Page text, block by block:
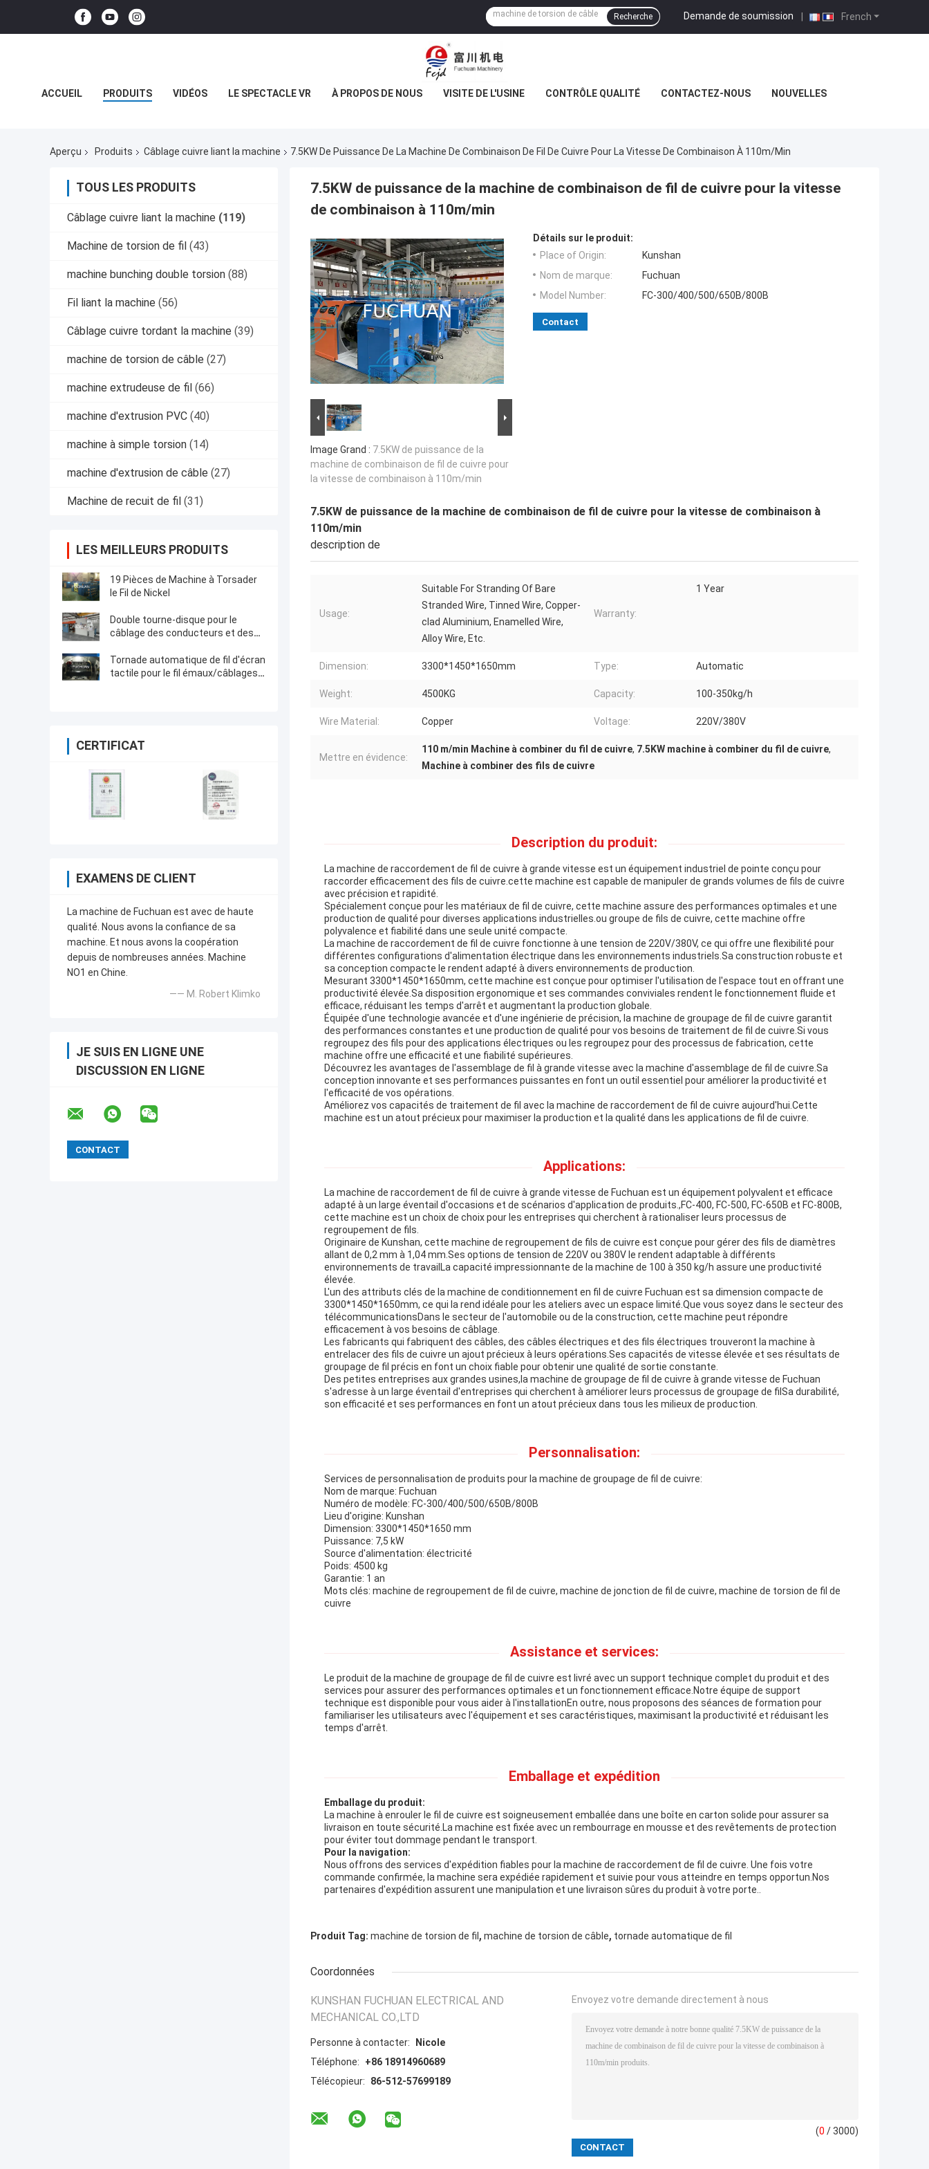
French
Demande de soumission |
Recherche
ACCUEIL PRODUITS VIDÉOS LE SPECTACLE VR À PROPOS DE NOUS VISITE DE L'USINE CONTRÔLE QUALITÉ CONTACTEZ-NOUS NOUVELLES
Aperçu Produits Câblage cuivre liant la machine 7.5KW De Puissance De La Machine De Combinaison De Fil De Cuivre Pour La Vitesse De Combinaison À 110m/min
TOUS LES PRODUITS
Câblage cuivre liant la machine (119)
Machine de torsion de fil (43)
machine bunching double torsion (88)
Fil liant la machine (56)
Câblage cuivre tordant la machine (39)
machine de torsion de câble (27)
machine extrudeuse de fil (66)
machine d'extrusion PVC (40)
machine à simple torsion (14)
machine d'extrusion de câble (27)
Machine de recuit de fil (31)
LES MEILLEURS PRODUITS
19 Pièces de Machine à Torsader
le Fil de Nickel
Double tourne-disque pour le
câblage des conducteurs et des
Tornade automatique de fil d'écran
tactile pour le fil émaux/câblages
CERTIFICAT
EXAMENS DE CLIENT
La machine de Fuchuan est avec de haute
qualité. Nous avons la confiance de sa
machine. Et nous avons la coopération
depuis de nombreuses années. Machine
NO1 en Chine.
—— M. Robert Klimko
JE SUIS EN LIGNE UNE
DISCUSSION EN LIGNE
7.5KW de puissance de la machine de combinaison de fil de cuivre pour la vitesse
de combinaison à 110m/min
Image Grand : 7.5KW de puissance de la
machine de combinaison de fil de cuivre pour
la vitesse de combinaison à 110m/min
Détails sur le produit:
Place of Origin:
Kunshan
Nom de marque:
Fuchuan
Model Number:
FC-300/400/500/650B/800B
Contact
7.5KW de puissance de la machine de combinaison de fil de cuivre pour la vitesse de combinaison à
110m/min
description de
Usage:
Suitable For Stranding Of Bare
Stranded Wire, Tinned Wire, Copper-
clad Aluminium, Enamelled Wire,
Alloy Wire, Etc.
Warranty:
1 Year
Dimension: 3300*1450*1650mm Type: Automatic
Weight: 4500KG Capacity: 100-350kg/h
Wire Material: Copper Voltage: 220V/380V
Mettre en évidence:
110 m/min Machine à combiner du fil de cuivre, 7.5KW machine à combiner du fil de cuivre,
Machine à combiner des fils de cuivre
Description du produit:
La machine de raccordement de fil de cuivre à grande vitesse est un équipement industriel de pointe conçu pour
raccorder efficacement des fils de cuivre.cette machine est capable de manipuler de grands volumes de fils de cuivre
avec précision et rapidité.
Spécialement conçue pour les matériaux de fil de cuivre, cette machine assure des performances optimales et une
production de qualité pour diverses applications industrielles.ou groupe de fils de cuivre, cette machine offre
polyvalence et fiabilité dans une seule unité compacte.
La machine de raccordement de fil de cuivre fonctionne à une tension de 220V/380V, ce qui offre une flexibilité pour
différentes configurations d'alimentation électrique dans les environnements industriels.Sa construction robuste et
sa conception compacte le rendent adapté à divers environnements de production.
Mesurant 3300*1450*1650mm, cette machine est conçue pour optimiser l'utilisation de l'espace tout en offrant une
productivité élevée.Sa disposition ergonomique et ses commandes conviviales rendent le fonctionnement fluide et
efficace, réduisant les temps d'arrêt et augmentant la production globale.
Équipée d'une technologie avancée et d'une ingénierie de précision, la machine de groupage de fil de cuivre garantit
des performances constantes et une production de qualité pour vos besoins de traitement de fil de cuivre.Si vous
regroupez des fils pour des applications électriques ou les regroupez pour des processus de fabrication, cette
machine offre une efficacité et une fiabilité supérieures.
Découvrez les avantages de l'assemblage de fil à grande vitesse avec la machine d'assemblage de fil de cuivre.Sa
conception innovante et ses performances puissantes en font un outil essentiel pour améliorer la productivité et
l'efficacité de vos opérations.
Améliorez vos capacités de traitement de fil avec la machine de raccordement de fil de cuivre aujourd'hui.Cette
machine est un atout précieux pour maximiser la production et la qualité dans les applications de fil de cuivre.
Applications:
La machine de raccordement de fil de cuivre à grande vitesse de Fuchuan est un équipement polyvalent et efficace
adapté à un large éventail d'occasions et de scénarios d'application de produits.,FC-400, FC-500, FC-650B et FC-800B,
cette machine est un choix de choix pour les entreprises qui cherchent à rationaliser leurs processus de
regroupement de fils.
Originaire de Kunshan, cette machine de regroupement de fils de cuivre est conçue pour gérer des fils de diamètres
allant de 0,2 mm à 1,04 mm.Ses options de tension de 220V ou 380V le rendent adaptable à différents
environnements de travailLa capacité impressionnante de la machine de 100 à 350 kg/h assure une productivité
élevée.
L'un des attributs clés de la machine de conditionnement en fil de cuivre Fuchuan est sa dimension compacte de
3300*1450*1650mm, ce qui la rend idéale pour les ateliers avec un espace limité.Que vous soyez dans le secteur des
télécommunicationsDans le secteur de l'automobile ou de la construction, cette machine peut répondre
efficacement à vos besoins de câblage.
Les fabricants qui fabriquent des câbles, des câbles électriques et des fils électriques trouveront la machine à
entrelacer des fils de cuivre un ajout précieux à leurs opérations.Ses capacités de vitesse élevée et ses résultats de
groupage de fil précis en font un choix fiable pour obtenir une qualité de sortie constante.
Des petites entreprises aux grandes usines,la machine de groupage de fil de cuivre à grande vitesse de Fuchuan
s'adresse à un large éventail d'entreprises qui cherchent à améliorer leurs processus de groupage de filSa durabilité,
son efficacité et ses performances en font un atout précieux dans tous les milieux de production.
Personnalisation:
Services de personnalisation de produits pour la machine de groupage de fil de cuivre:
Nom de marque: Fuchuan
Numéro de modèle: FC-300/400/500/650B/800B
Lieu d'origine: Kunshan
Dimension: 3300*1450*1650 mm
Puissance: 7,5 kW
Source d'alimentation: électricité
Poids: 4500 kg
Garantie: 1 an
Mots clés: machine de regroupement de fil de cuivre, machine de jonction de fil de cuivre, machine de torsion de fil de
cuivre
Assistance et services:
Le produit de la machine de groupage de fil de cuivre est livré avec un support technique complet du produit et des
services pour assurer des performances optimales et un fonctionnement efficace.Notre équipe de support
technique est disponible pour vous aider à l'installationEn outre, nous proposons des séances de formation pour
familiariser les utilisateurs avec l'équipement et ses caractéristiques, maximisant la productivité et réduisant les
temps d'arrêt.
Emballage et expédition
Emballage du produit:
La machine à enrouler le fil de cuivre est soigneusement emballée dans une boîte en carton solide pour assurer sa
livraison en toute sécurité.La machine est fixée avec un rembourrage en mousse et des revêtements de protection
pour éviter tout dommage pendant le transport.
Pour la navigation:
Nous offrons des services d'expédition fiables pour la machine de raccordement de fil de cuivre. Une fois votre
commande confirmée, la machine sera expédiée rapidement et suivie pour vous atteindre en temps opportun.Nos
partenaires d'expédition assurent une manipulation et une livraison sûres du produit à votre porte..
Produit Tag: machine de torsion de fil , machine de torsion de câble, tornade automatique de fil
Coordonnées
KUNSHAN FUCHUAN ELECTRICAL AND
MECHANICAL CO.,LTD
Personne à contacter:
Nicole
Téléphone:
+86 18914960689
Télécopieur:
86-512-57699189
Envoyez votre demande directement à nous
(0 / 3000)